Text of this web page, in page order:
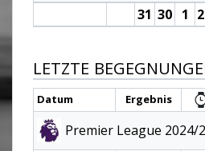
31 30 1
LETZTE
Datum Ergebnis
Premier League 2024/